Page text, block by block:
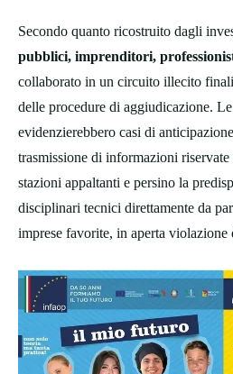
Secondo quanto ricostruito dagli
pubblici, imprenditori,
collaborato in un circuito illecito
delle procedure di aggiudicazione.
evidenzierebbero casi di
trasmissione di informazioni
stazioni appaltanti e persino la
disciplinari tecnici direttamente da
imprese favorite, in aperta violazione